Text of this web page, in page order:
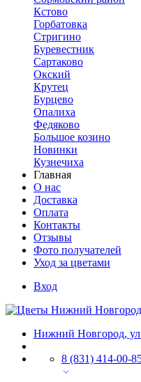
Кстово
Горбатовка
Стригино
Буревестник
Сартаково
Окский
Крутец
Бурцево
Опалиха
Федяково
Большое козино
Новинки
Кузнечиха
Главная
О нас
Доставка
Оплата
Контакты
Отзывы
Фото получателей
Уход за цветами
Вход
Нижний Новгород,
8 (831) 414-00-